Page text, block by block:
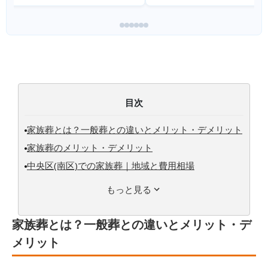
目次
家族葬とは？一般葬との違いとメリット・デメリット
家族葬のメリット・デメリット
中央区(南区)での家族葬｜地域と費用相場
もっと見る
家族葬とは？一般葬との違いとメリット・デ
メリット